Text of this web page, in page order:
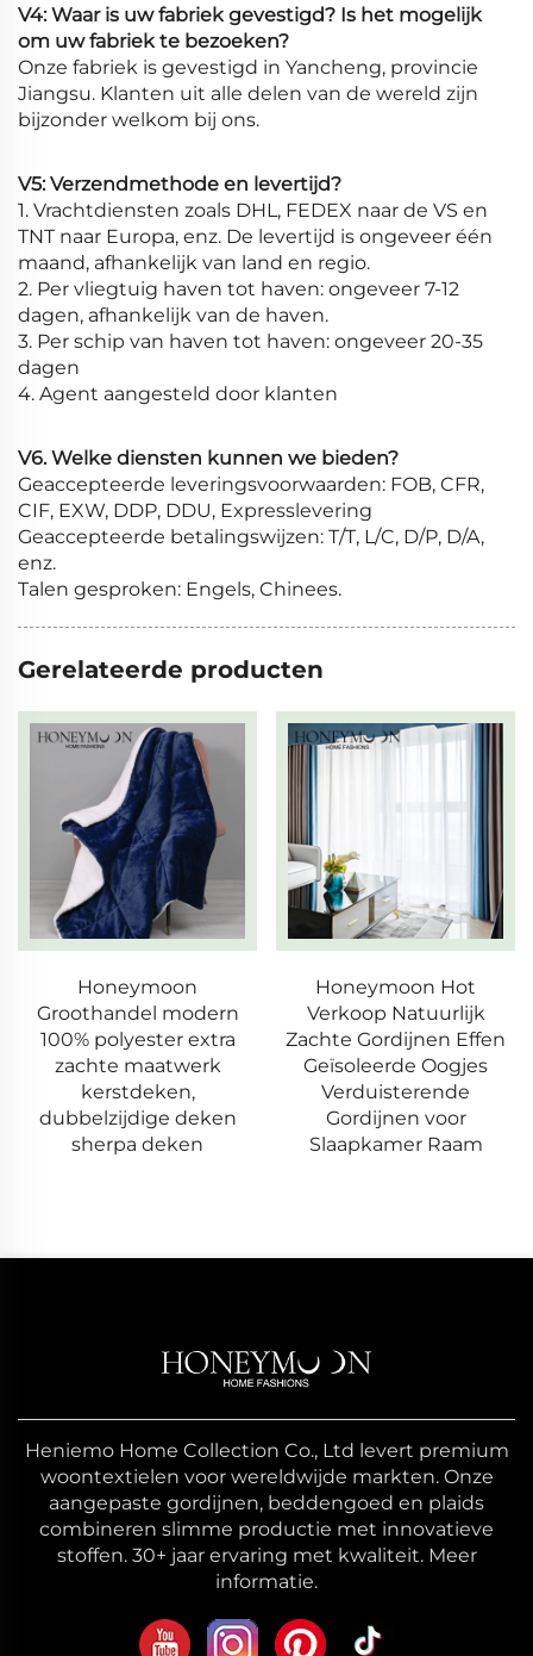
V4: Waar is uw fabriek gevestigd? Is het mogelijk
om uw fabriek te bezoeken?
Onze fabriek is gevestigd in Yancheng, provincie
Jiangsu. Klanten uit alle delen van de wereld zijn
bijzonder welkom bij ons.
V5: Verzendmethode en levertijd?
1. Vrachtdiensten zoals DHL, FEDEX naar de VS en
TNT naar Europa, enz. De levertijd is ongeveer één
maand, afhankelijk van land en regio.
2. Per vliegtuig haven tot haven: ongeveer 7-12
dagen, afhankelijk van de haven.
3. Per schip van haven tot haven: ongeveer 20-35
dagen
4. Agent aangesteld door klanten
V6. Welke diensten kunnen we bieden?
Geaccepteerde leveringsvoorwaarden: FOB, CFR,
CIF, EXW, DDP, DDU, Expresslevering
Geaccepteerde betalingswijzen: T/T, L/C, D/P, D/A,
enz.
Talen gesproken: Engels, Chinees.
Gerelateerde producten
Honeymoon Hot
Verkoop Natuurlijk
Zachte Gordijnen Effen
Geïsoleerde Oogjes
Verduisterende
Gordijnen voor
Slaapkamer Raam
Meest verkochte
fabriekslevering
geborduurde
voor thuis
Heniemo Home Collection Co., Ltd levert premium
woontextielen voor wereldwijde markten. Onze
aangepaste gordijnen, beddengoed en plaids
combineren slimme productie met innovatieve
stoffen. 30+ jaar ervaring met kwaliteit. Meer
informatie.